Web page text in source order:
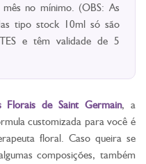
no mínimo. (OBS: As
tipo stock 10ml só são
e têm validade de 5
Florais de Saint Germain, a
customizada para você é
floral. Caso queira se
composições, também